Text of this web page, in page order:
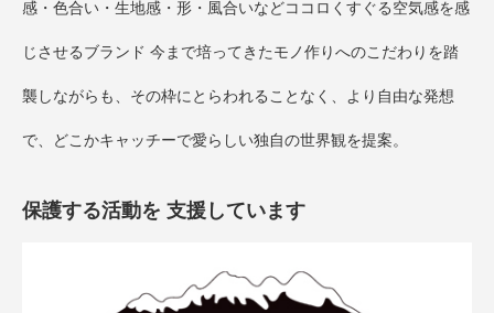
感・色合い・生地感・形・風合いなどココロくすぐる空気感を感
じさせるブランド 今まで培ってきたモノ作りへのこだわりを踏
襲しながらも、その枠にとらわれることなく、より自由な発想
で、どこかキャッチーで愛らしい独自の世界観を提案。
保護する活動を 支援しています